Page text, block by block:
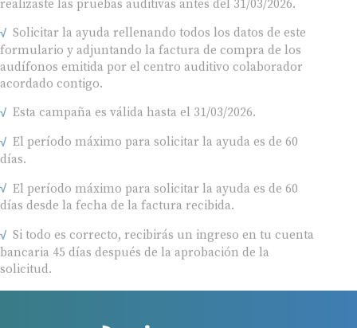
formulario y adjuntando la factura de compra de los
audífonos emitida por el centro auditivo colaborador
acordado contigo.
días.
días desde la fecha de la factura recibida.
bancaria 45 días después de la aprobación de la
solicitud.